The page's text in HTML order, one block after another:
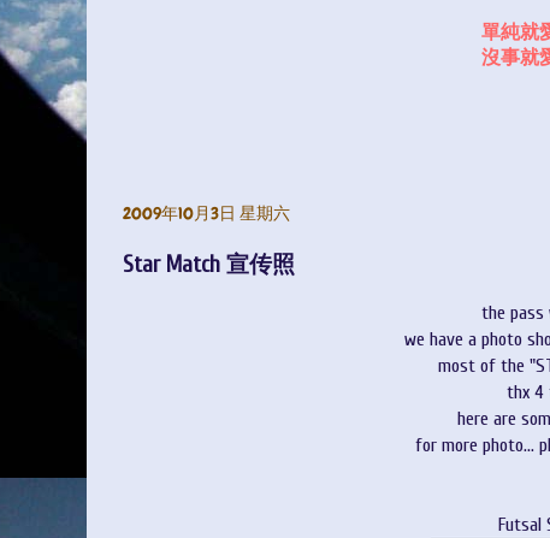
單純就
沒事就
2009年10月3日 星期六
Star Match 宣传照
the pass
we have a photo
most of the
thx 4
here are
for more photo...
Futsal